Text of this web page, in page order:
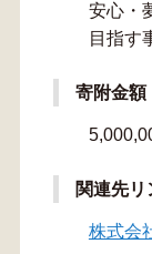
安心・
目指す
寄附金額
関連先リ
株式会